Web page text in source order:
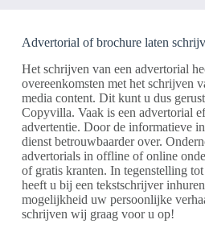
Advertorial of brochure laten
Het schrijven van een advertorial
overeenkomsten met het schrijven
media content. Dit kunt u dus
Copyvilla. Vaak is een advertorial
advertentie. Door de informatieve
dienst betrouwbaarder over.
advertorials in offline of online
of gratis kranten. In tegenstelling
heeft u bij een tekstschrijver
mogelijkheid uw persoonlijke
schrijven wij graag voor u op!